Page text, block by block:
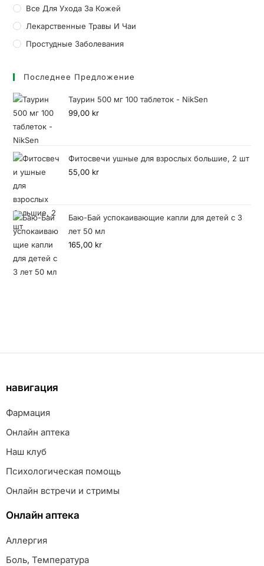
Все Для Ухода За Кожей
Лекарственные Травы И Чаи
Простудные Заболевания
Последнее Предложение
Таурин 500 мг 100 таблеток - NikSen
99,00 kr
Фитосвечи ушные для взрослых большие, 2 шт
55,00 kr
Баю-Бай успокаивающие капли для детей с 3
лет 50 мл
165,00 kr
навигация
Фармация
Онлайн аптека
Наш клуб
Психологическая помощь
Онлайн встречи и стримы
Онлайн аптека
Аллергия
Боль, Температура